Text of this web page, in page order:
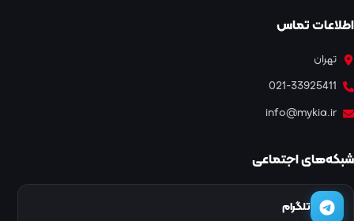
اطلاعات تماس
تهران
021-33925411
info@mykia.ir
شبکه‌های اجتماعی
تلگرام